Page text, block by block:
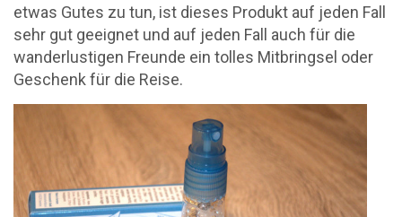
etwas Gutes zu tun, ist dieses Produkt auf jeden Fall
sehr gut geeignet und auf jeden Fall auch für die
wanderlustigen Freunde ein tolles Mitbringsel oder
Geschenk für die Reise.